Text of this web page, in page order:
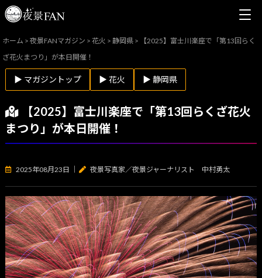
ホーム >夜景FANマガジン >花火 >静岡県 >
【2025】富士川楽座で「第13回らく
ざ花火まつり」が本日開催！
▶ マガジントップ ▶ 花火 ▶ 静岡県
【2025】富士川楽座で「第13回らくざ花火
まつり」が本日開催！
2025年08月23日 夜景写真家／夜景ジャーナリスト 中村勇太